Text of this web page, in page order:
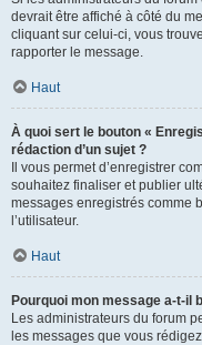
devrait être affiché à côté du
cliquant sur celui-ci, vous
rapporter le message.
Haut
À quoi sert le bouton «
rédaction d’un sujet ?
Il vous permet d’enregistrer
souhaitez finaliser et publier
messages enregistrés comme
l’utilisateur.
Haut
Pourquoi mon message a-t-il
Les administrateurs du forum
les messages que vous